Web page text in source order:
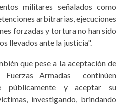
militares señalados como
arbitrarias, ejecuciones
forzadas y tortura no han sido
llevados ante la justicia".
que pese a la aceptación de
Fuerzas Armadas continúen
públicamente y aceptar su
investigando, brindando